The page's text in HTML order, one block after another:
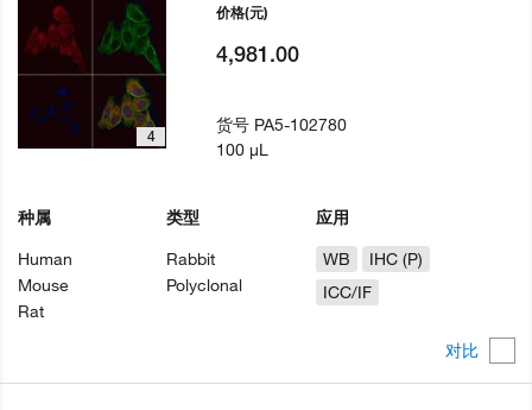
对比
4
种属
Human
Mouse
Rat
类型
Rabbit
Polyclonal
应用
WB
IHC (P)
ICC/IF
价格(元)
4,981.00
货号 PA5-102780
100 µL